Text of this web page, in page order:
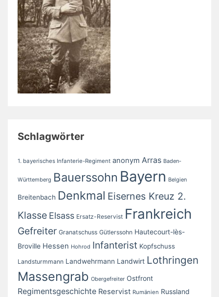
Schlagwörter
1. bayerisches Infanterie-Regiment anonym Arras Baden-
Württemberg Bauerssohn Bayern Belgien
Breitenbach Denkmal Eisernes Kreuz 2.
Klasse Elsass Ersatz-Reservist Frankreich
Gefreiter Granatschuss Gütlerssohn Hautecourt-lès-
Broville Hessen Hohrod Infanterist Kopfschuss
Landsturmmann Landwehrmann Landwirt Lothringen
Massengrab Obergefreiter Ostfront
Regimentsgeschichte Reservist Rumänien Russland